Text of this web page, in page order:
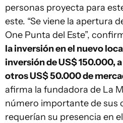
personas proyecta para
este. “Se viene la apertura
One Punta del Este”,
la inversión en el nuevo
inversión de US$ 150.000,
otros US$ 50.000 de
afirma la fundadora de La
número importante de sus
requerían su presencia en